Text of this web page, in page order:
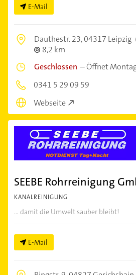
E-Mail
Dauthestr. 23,04317 Leipzig
8,2 km
Geschlossen –Öffnet
0341 5 29 09 59
Webseite
SEEBE Rohrreinigung
KANALREINIGUNG
... damit die Umwelt sauber bleibt!
E-Mail